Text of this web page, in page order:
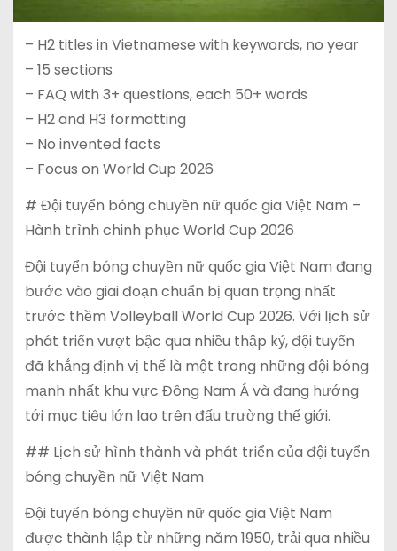
– H2 titles in Vietnamese with keywords, no year
– 15 sections
– FAQ with 3+ questions, each 50+ words
– H2 and H3 formatting
– No invented facts
– Focus on World Cup 2026
# Đội tuyển bóng chuyền nữ quốc gia Việt Nam –
Hành trình chinh phục World Cup 2026
Đội tuyển bóng chuyền nữ quốc gia Việt Nam đang
bước vào giai đoạn chuẩn bị quan trọng nhất
trước thềm Volleyball World Cup 2026. Với lịch sử
phát triển vượt bậc qua nhiều thập kỷ, đội tuyển
đã khẳng định vị thế là một trong những đội bóng
mạnh nhất khu vực Đông Nam Á và đang hướng
tới mục tiêu lớn lao trên đấu trường thế giới.
## Lịch sử hình thành và phát triển của đội tuyển
bóng chuyền nữ Việt Nam
Đội tuyển bóng chuyền nữ quốc gia Việt Nam
được thành lập từ những năm 1950, trải qua nhiều